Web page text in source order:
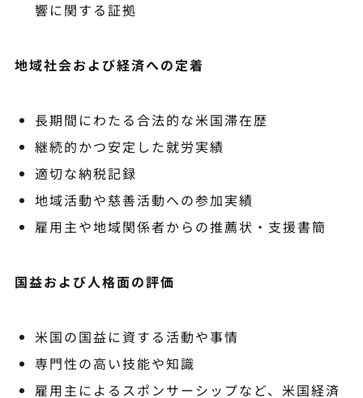
響に関する証拠
地域社会および経済への定着
長期間にわたる合法的な米国滞在歴
継続的かつ安定した就労実績
適切な納税記録
地域活動や慈善活動への参加実績
雇用主や地域関係者からの推薦状・支援書簡
国益および人格面の評価
米国の国益に資する活動や事情
専門性の高い技能や知識
雇用主によるスポンサーシップなど、米国経済